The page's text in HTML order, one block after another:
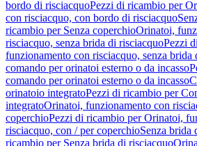
bordo di risciacquoPezzi di ricambio per
con risciacquo, con bordo di risciacquo
ricambio per Senza coperchioOrinatoi,
risciacquo, senza brida di risciacquoPezzi
funzionamento con risciacquo, senza brida
comando per orinatoi esterno o da incasso
comando per orinatoi esterno o da incasso
orinatoio integratoPezzi di ricambio per
integratoOrinatoi, funzionamento con
coperchioPezzi di ricambio per Orinatoi,
risciacquo, con / per coperchioSenza brida
ricambio per Senza brida di risciacquo